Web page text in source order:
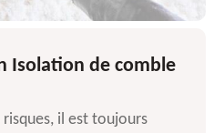
Isolation de comble
il est toujours